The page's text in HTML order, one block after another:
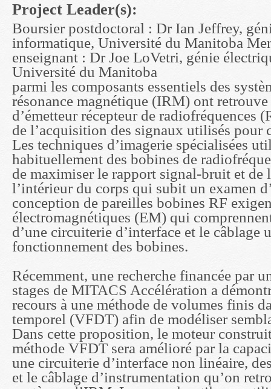
Project Leader(s):
Boursier postdoctoral : Dr Ian Jeffrey,
informatique, Université du Manitoba
enseignant : Dr Joe LoVetri, génie
Université du Manitoba
parmi les composants essentiels des
résonance magnétique (IRM) ont
d’émetteur récepteur de radiofréquences
de l’acquisition des signaux utilisés pour
Les techniques d’imagerie spécialisées
habituellement des bobines de
de maximiser le rapport signal-bruit et de
l’intérieur du corps qui subit un examen
conception de pareilles bobines RF
électromagnétiques (EM) qui
d’une circuiterie d’interface et le câblage
fonctionnement des bobines.
Récemment, une recherche financée par
stages de MITACS Accélération a
recours à une méthode de volumes finis
temporel (VFDT) afin de modéliser
Dans cette proposition, le moteur
méthode VFDT sera amélioré par la
une circuiterie d’interface non linéaire,
et le câblage d’instrumentation qu’on